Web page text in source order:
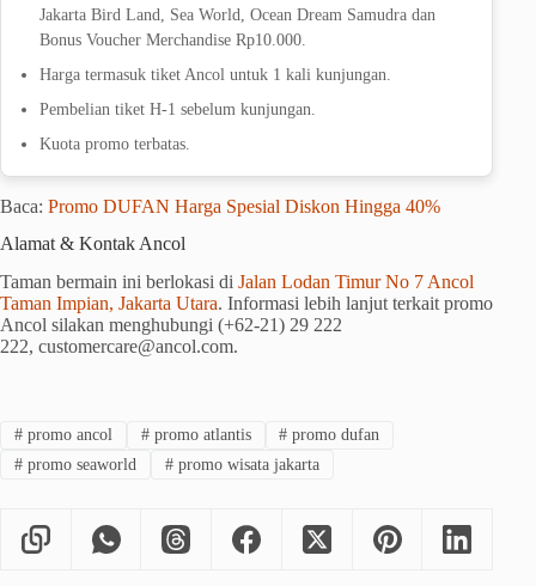
Jakarta Bird Land, Sea World, Ocean Dream Samudra dan
Bonus Voucher Merchandise Rp10.000.
Harga termasuk tiket Ancol untuk 1 kali kunjungan.
Pembelian tiket H-1 sebelum kunjungan.
Kuota promo terbatas.
Baca: Promo DUFAN Harga Spesial Diskon Hingga 40%
Alamat & Kontak Ancol
Taman bermain ini berlokasi di Jalan Lodan Timur No 7 Ancol
Taman Impian, Jakarta Utara. Informasi lebih lanjut terkait promo
Ancol silakan menghubungi (+62-21) 29 222
222, customercare@ancol.com.
#promo ancol #promo atlantis # promo dufan
#promo seaworld #promo wisata jakarta